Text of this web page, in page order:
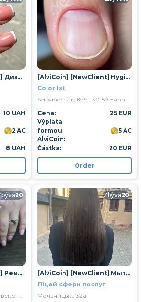
[AlviCoin] [NewClient] Дизайн 1 ногтя
10 UAH
2 AC
8 UAH
[AlviCoin] [NewClient] Hygienische Maniküre
Color Ist
Seilwinderstraße 9 , 30159 Hannover
Cena:
25 EUR
Výplata
formou
AlviCoin:
5 AC
Částka: 20 EUR
Order
20
[AlviCoin] [NewClient] Ремонт 1 нігтя
Zbývá20
[AlviCoin] [NewClient] Мытье головы
Ліцей сфери послуг
Мельницька 32а